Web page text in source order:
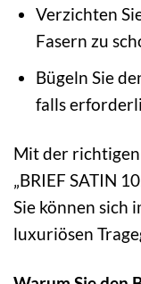
Verzichten
Fasern zu
Bügeln Sie
falls
Mit der richtigen
„BRIEF SATIN
Sie können sich
luxuriösen